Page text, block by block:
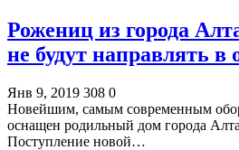
Рожениц из города
не будут направлять в
Янв 9, 2019 308 0
Новейшим, самым современным
оснащен родильный дом города
Поступление новой…